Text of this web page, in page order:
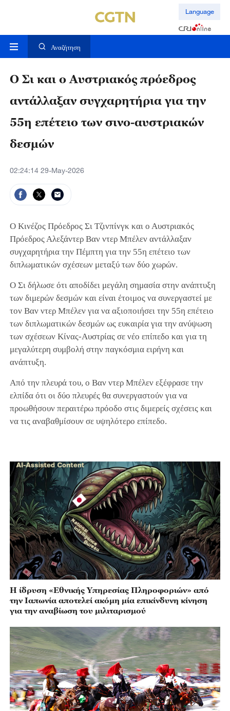
Language
Αναζήτηση
Ο Σι και ο Αυστριακός πρόεδρος
αντάλλαξαν συγχαρητήρια για την
55η επέτειο των σινο-αυστριακών
δεσμών
02:24:14 29-May-2026
Ο Κινέζος Πρόεδρος Σι Τζινπίνγκ και ο Αυστριακός
Πρόεδρος Αλεξάντερ Βαν ντερ Μπέλεν αντάλλαξαν
συγχαρητήρια την Πέμπτη για την 55η επέτειο των
διπλωματικών σχέσεων μεταξύ των δύο χωρών.
Ο Σι δήλωσε ότι αποδίδει μεγάλη σημασία στην ανάπτυξη
των διμερών δεσμών και είναι έτοιμος να συνεργαστεί με
τον Βαν ντερ Μπέλεν για να αξιοποιήσει την 55η επέτειο
των διπλωματικών δεσμών ως ευκαιρία για την ανύψωση
των σχέσεων Κίνας-Αυστρίας σε νέο επίπεδο και για τη
μεγαλύτερη συμβολή στην παγκόσμια ειρήνη και
ανάπτυξη.
Από την πλευρά του, ο Βαν ντερ Μπέλεν εξέφρασε την
ελπίδα ότι οι δύο πλευρές θα συνεργαστούν για να
προωθήσουν περαιτέρω πρόοδο στις διμερείς σχέσεις και
να τις αναβαθμίσουν σε υψηλότερο επίπεδο.
Η ίδρυση «Εθνικής Υπηρεσίας Πληροφοριών» από
την Ιαπωνία αποτελεί ακόμη μία επικίνδυνη κίνηση
για την αναβίωση του μιλιταρισμού